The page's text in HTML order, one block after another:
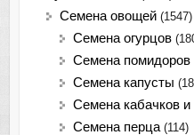
Семена овощей (1547)
Семена огурцов
Семена помидоров
Семена капусты
Семена кабачков и
Семена перца (114)